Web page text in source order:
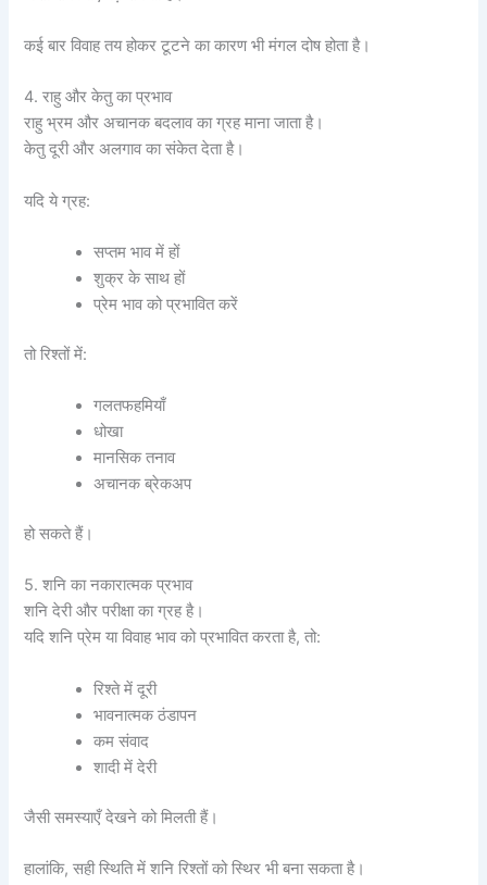
कई बार विवाह तय होकर टूटने का कारण भी मंगल दोष होता है।
4. राहु और केतु का प्रभाव
राहु भ्रम और अचानक बदलाव का ग्रह माना जाता है।
केतु दूरी और अलगाव का संकेत देता है।
यदि ये ग्रह:
सप्तम भाव में हों
शुक्र के साथ हों
प्रेम भाव को प्रभावित करें
तो रिश्तों में:
गलतफहमियाँ
धोखा
मानसिक तनाव
अचानक ब्रेकअप
हो सकते हैं।
5. शनि का नकारात्मक प्रभाव
शनि देरी और परीक्षा का ग्रह है।
यदि शनि प्रेम या विवाह भाव को प्रभावित करता है, तो:
रिश्ते में दूरी
भावनात्मक ठंडापन
कम संवाद
शादी में देरी
जैसी समस्याएँ देखने को मिलती हैं।
हालांकि, सही स्थिति में शनि रिश्तों को स्थिर भी बना सकता है।